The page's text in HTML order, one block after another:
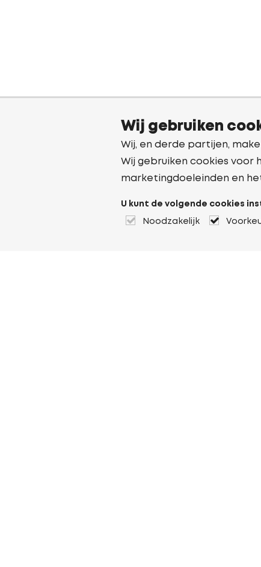
Wij gebruiken
Wij, en derde partijen,
Wij gebruiken cookies voor
marketingdoeleinden en
U kunt de volgende cookies
Noodzakelijk